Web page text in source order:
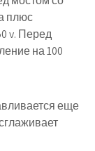
плюс
v. Перед
на 100
еще